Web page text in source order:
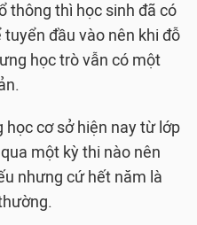
thông thì học sinh đã có
đầu vào nên khi đỗ
học trò vẫn có một
học cơ sở hiện nay từ lớp
một kỳ thi nào nên
nhưng cứ hết năm là